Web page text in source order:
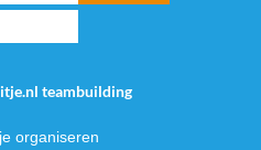
teambuilding
organiseren